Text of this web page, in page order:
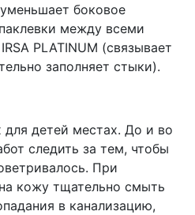
боковое
между всеми
PLATINUM (связывает
заполняет стыки).
для детей местах. До и во
следить за тем, чтобы
При
кожу тщательно смыть
в канализацию,